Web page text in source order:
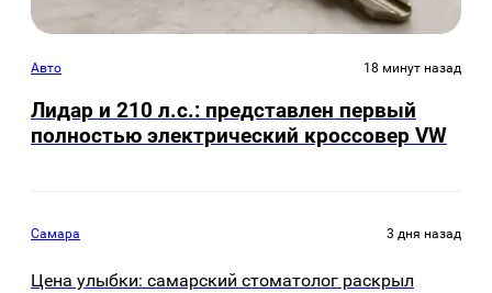
Авто 18 минут назад
Лидар и 210 л.с.: представлен первый
полностью электрический кроссовер VW
Самара 3 дня назад
Цена улыбки: самарский стоматолог раскрыл